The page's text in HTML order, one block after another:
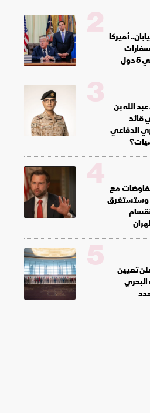
أميركا 2
الله بن
قائد
الدفاعي
3
مع
وستستغرق
4
تعيين
البحري
5